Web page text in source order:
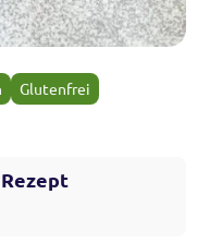
Glutenfrei